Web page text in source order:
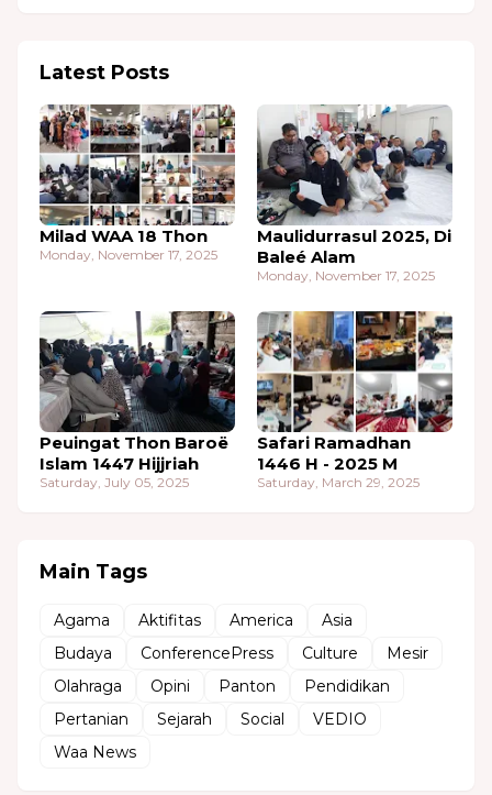
Latest Posts
Milad WAA 18 Thon
Monday, November 17, 2025
Maulidurrasul 2025, Di
Baleé Alam
Monday, November 17, 2025
Peuingat Thon Baroë
Islam 1447 Hijjriah
Saturday, July 05, 2025
Safari Ramadhan
1446 H - 2025 M
Saturday, March 29, 2025
Main Tags
Agama Aktifitas America
Asia
Budaya
ConferencePress Culture
Mesir
Olahraga
Opini Panton
Pendidikan
Pertanian
Sejarah Social
VEDIO
Waa News